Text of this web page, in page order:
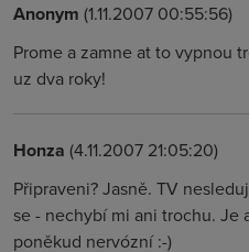
Anonym (1.11.2007 00:55:56)
Prome a zamne at to vypnou
uz dva roky!
Honza (4.11.2007 21:05:20)
Připraveni? Jasně. TV
se - nechybí mi ani trochu.
poněkud nervózní :-)